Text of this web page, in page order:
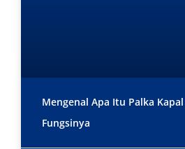
Mengenal Apa Itu Palka
Fungsinya